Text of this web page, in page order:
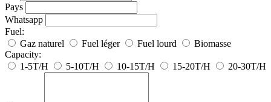
Pays
Whatsapp
Fuel:
Gaz naturel
Fuel léger Fuel lourd
Biomasse
Capacity:
1-5T/H
5-10T/H 10-15T/H 15-20T/H 20-30T/H